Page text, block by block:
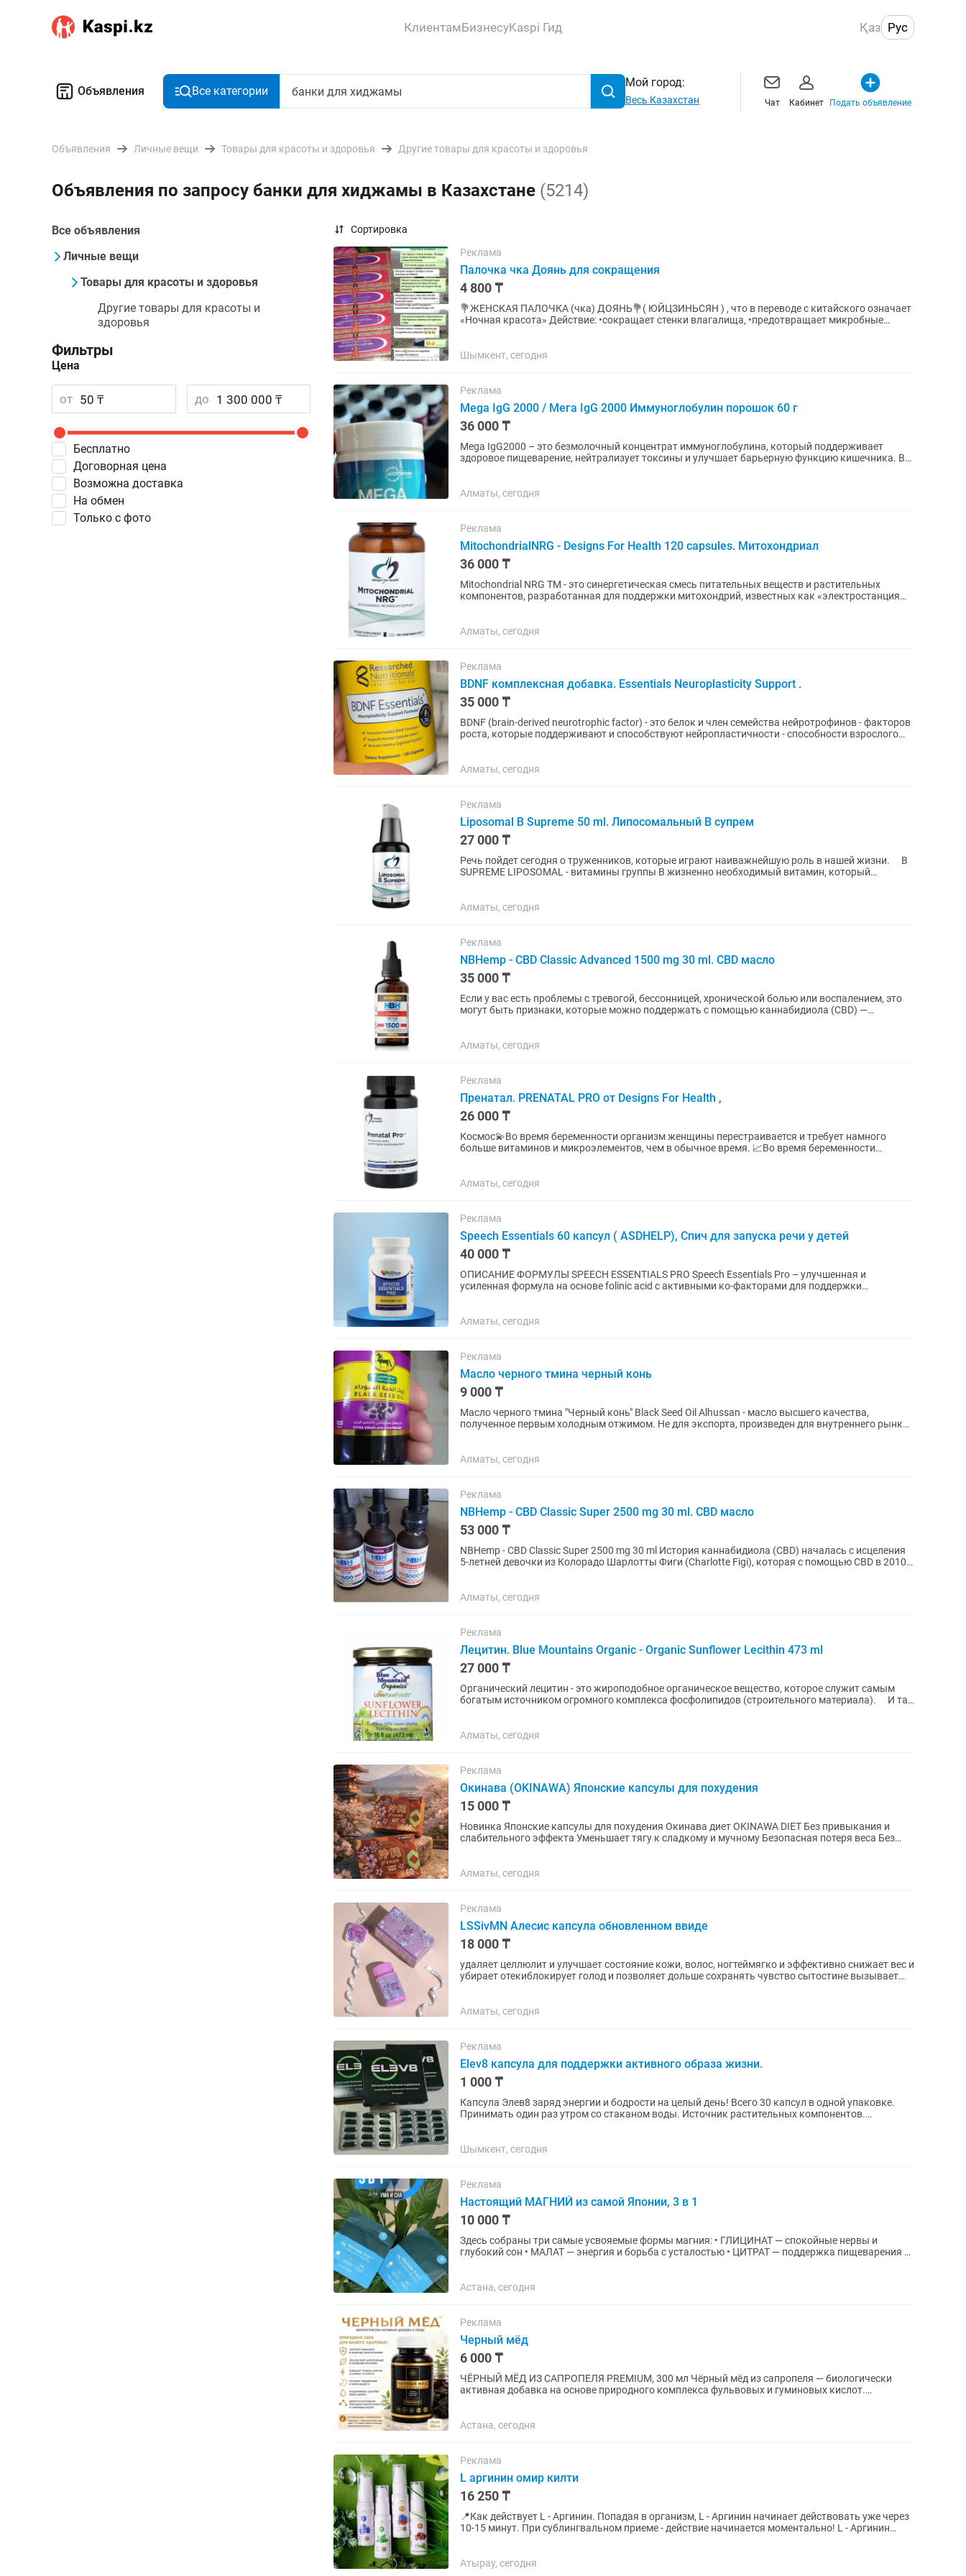
КлиентамБизнесуKaspi Гид Қаз Рус
Объявления Все категории
Мой город:
Весь Казахстан Чат Кабинет Подать объявление
Объявления Личные вещи Товары для красоты и здоровья Другие товары для красоты и здоровья
Объявления по запросу банки для хиджамы в Казахстане (5214)
Все объявления
Личные вещи
Товары для красоты и здоровья
Другие товары для красоты и
здоровья
Фильтры
Цена
от до
Бесплатно
Договорная цена
Возможна доставка
На обмен
Только с фото
Сортировка
Реклама
Палочка чка Доянь для сокращения
4 800 ₸
💐ЖЕНСКАЯ ПАЛОЧКА (чка) ДОЯНЬ💐( ЮЙЦЗИНЬСЯН ) , что в переводе с китайского означает
«Ночная красота» Действие: •сокращает стенки влагалища, •предотвращает микробные
Шымкент, сегодня
Реклама
Mega IgG 2000 / Мега IgG 2000 Иммуноглобулин порошок 60 г
36 000 ₸
Mega IgG2000 – это безмолочный концентрат иммуноглобулина, который поддерживает
здоровое пищеварение, нейтрализует токсины и улучшает барьерную функцию кишечника. В
Алматы, сегодня
Реклама
MitochondrialNRG - Designs For Health 120 capsules. Митохондриал
36 000 ₸
Mitochondrial NRG TM - это синергетическая смесь питательных веществ и растительных
компонентов, разработанная для поддержки митохондрий, известных как «электростанция
Алматы, сегодня
Реклама
BDNF комплексная добавка. Essentials Neuroplasticity Support .
35 000 ₸
BDNF (brain-derived neurotrophic factor) - это белок и член семейства нейротрофинов - факторов
роста, которые поддерживают и способствуют нейропластичности - способности взрослого
Алматы, сегодня
Реклама
Liposomal B Supreme 50 ml. Липосомальный B супрем
27 000 ₸
Речь пойдет сегодня о труженников, которые играют наиважнейшую роль в нашей жизни. ⠀ В
SUPREME LIPOSOMAL - витамины группы В жизненно необходимый витамин, который
Алматы, сегодня
Реклама
NBHemp - CBD Classic Advanced 1500 mg 30 ml. CBD масло
35 000 ₸
Если у вас есть проблемы с тревогой, бессонницей, хронической болью или воспалением, это
могут быть признаки, которые можно поддержать с помощью каннабидиола (CBD) —
Алматы, сегодня
Реклама
Пренатал. PRENATAL PRO от Designs For Health ,
26 000 ₸
Космос💫Во время беременности организм женщины перестраивается и требует намного
больше витаминов и микроэлементов, чем в обычное время. 📈Во время беременности
Алматы, сегодня
Реклама
Speech Essentials 60 капсул ( ASDHELP), Спич для запуска речи у детей
40 000 ₸
ОПИСАНИЕ ФОРМУЛЫ SPEECH ESSENTIALS PRO Speech Essentials Pro – улучшенная и
усиленная формула на основе folinic acid с активными ко-факторами для поддержки
Алматы, сегодня
Реклама
Масло черного тмина черный конь
9 000 ₸
Масло черного тмина "Черный конь" Black Seed Oil Alhussan - масло высшего качества,
полученное первым холодным отжимом. Не для экспорта, произведен для внутреннего рынка
Алматы, сегодня
Реклама
NBHemp - CBD Classic Super 2500 mg 30 ml. CBD масло
53 000 ₸
NBHemp - CBD Classic Super 2500 mg 30 ml История каннабидиола (CBD) началась с исцеления
5-летней девочки из Колорадо Шарлотты Фиги (Charlotte Figi), которая с помощью CBD в 2010
Алматы, сегодня
Реклама
Лецитин. Blue Mountains Organic - Organic Sunflower Lecithin 473 ml
27 000 ₸
Органический лецитин - это жироподобное органическое вещество, которое служит самым
богатым источником огромного комплекса фосфолипидов (строительного материала). ⠀ И так
Алматы, сегодня
Реклама
Окинава (OKINAWA) Японские капсулы для похудения
15 000 ₸
Новинка Японские капсулы для похудения Окинава диет OKINAWA DIET Без привыкания и
слабительного эффекта Уменьшает тягу к сладкому и мучному Безопасная потеря веса Без
Алматы, сегодня
Реклама
LSSivMN Алесис капсула обновленном ввиде
18 000 ₸
удаляет целлюлит и улучшает состояние кожи, волос, ногтеймягко и эффективно снижает вес и
убирает отекиблокирует голод и позволяет дольше сохранять чувство сытостине вызывает
Алматы, сегодня
Реклама
Elev8 капсула для поддержки активного образа жизни.
1 000 ₸
Капсула Элев8 заряд энергии и бодрости на целый день! Всего 30 капсул в одной упаковке.
Принимать один раз утром со стаканом воды. Источник растительных компонентов.
Шымкент, сегодня
Реклама
Настоящий МАГНИЙ из самой Японии, 3 в 1
10 000 ₸
Здесь собраны три самые усвояемые формы магния: • ГЛИЦИНАТ — спокойные нервы и
глубокий сон • МАЛАТ — энергия и борьба с усталостью • ЦИТРАТ — поддержка пищеварения и
Астана, сегодня
Реклама
Черный мёд
6 000 ₸
ЧЁРНЫЙ МЁД ИЗ САПРОПЕЛЯ PREMIUM, 300 мл Чёрный мёд из сапропеля — биологически
активная добавка на основе природного комплекса фульвовых и гуминовых кислот.
Астана, сегодня
Реклама
L аргинин омир килти
16 250 ₸
📍Как действует L - Аргинин. Попадая в организм, L - Аргинин начинает действовать уже через
10-15 минут. При сублингвальном приеме - действие начинается моментально! L - Аргинин
Атырау, сегодня